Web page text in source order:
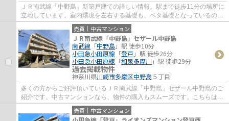
ＪＲ南武線「中野島」新築戸建ての詳しい情報。駅まで徒歩11分の場所に
立地しています。室内環境を左右する基礎も、ベタ基礎となっているので
安心です。築2年以内の物件ですので、外観...
売買｜中古マンション
ＪＲ南武線「中野島」セザール中野島
南武線 「中野島」駅 徒歩10分
小田急小田原線 「登戸」駅 徒歩26分
小田急小田原線 「和泉多摩川 」駅 徒歩29分
過去掲載物件
神奈川県川崎市多摩区中野島５丁目
多くの方からご好評頂いているＪＲ南武線「中野島」セザール中野島のご
紹介です。中古マンションなら、物件の購入もスムーズです。こちらはエ
レベーター付き物件です。駅から徒歩10分...
売買｜中古マンション